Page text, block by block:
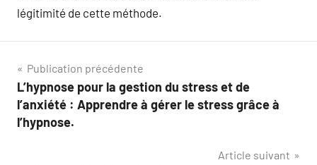
légitimité de cette méthode.
Navigation
de
l’article
Publication précédente
L’hypnose pour la gestion du stress et de
l’anxiété : Apprendre à gérer le stress grâce à
l’hypnose.
Article suivant